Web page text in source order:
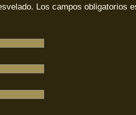
Los campos obligatorios